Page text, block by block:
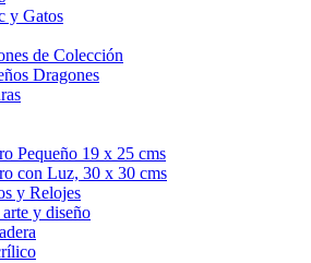
y Gatos
de Colección
Dragones
Pequeño 19 x 25 cms
con Luz, 30 x 30 cms
y Relojes
y diseño